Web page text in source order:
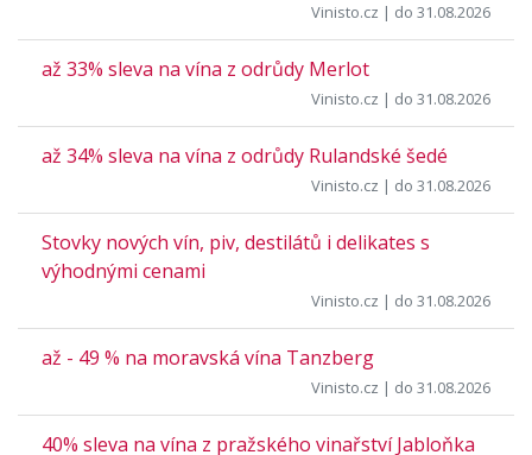
Vinisto.cz | do 31.08.2026
až 33% sleva na vína z odrůdy Merlot
Vinisto.cz | do 31.08.2026
až 34% sleva na vína z odrůdy Rulandské šedé
Vinisto.cz | do 31.08.2026
Stovky nových vín, piv, destilátů i delikates s
výhodnými cenami
Vinisto.cz | do 31.08.2026
až - 49 % na moravská vína Tanzberg
Vinisto.cz | do 31.08.2026
40% sleva na vína z pražského vinařství Jabloňka